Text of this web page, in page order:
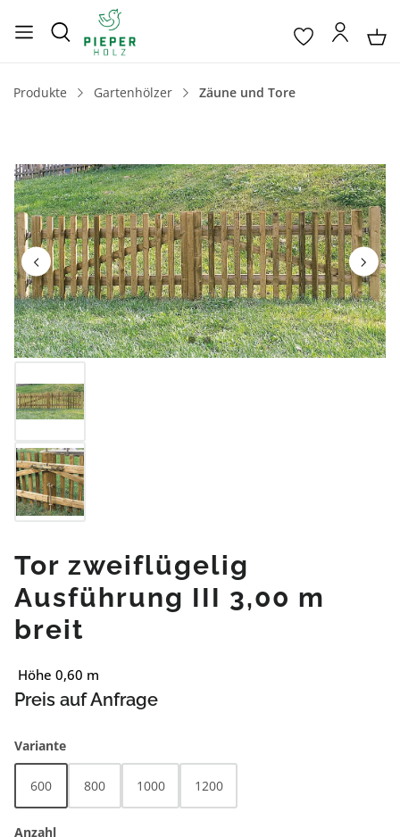
Produkte Gartenhölzer Zäune und Tore
Bildergalerie überspringen
Tor zweiflügelig
Ausführung III 3,00 m
breit
Höhe 0,60 m
Preis auf Anfrage
Varianteauswählen
600 800 1000 1200
Anzahl